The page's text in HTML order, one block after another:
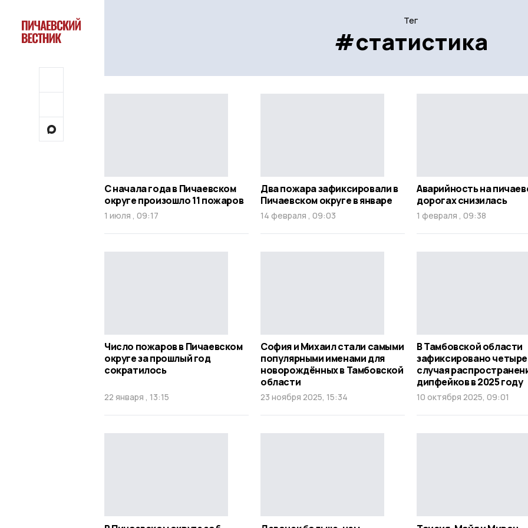
Тег
#статистика
С начала года в Пичаевском
округе произошло 11 пожаров
1 июля , 09:17
Два пожара зафиксировали в
Пичаевском округе в январе
14 февраля , 09:03
Аварийность на
дорогах снизилась
1 февраля , 09:38
Число пожаров в Пичаевском
округе за прошлый год
сократилось
22 января , 13:15
София и Михаил стали самыми
популярными именами для
новорождённых в Тамбовской
области
23 ноября 2025, 15:34
В Тамбовской области
зафиксировано четыре
случая
дипфейков в 2025 году
10 октября 2025, 09:01